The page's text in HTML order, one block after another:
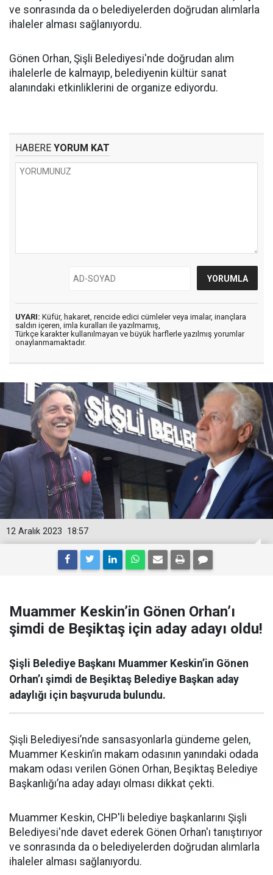
ve sonrasında da o belediyelerden doğrudan alımlarla
ihaleler alması sağlanıyordu.
Gönen Orhan, Şişli Belediyesi'nde doğrudan alım
ihalelerle de kalmayıp, belediyenin kültür sanat
alanındaki etkinliklerini de organize ediyordu.
HABERE YORUM KAT
UYARI: Küfür, hakaret, rencide edici cümleler veya imalar, inançlara
saldırı içeren, imla kuralları ile yazılmamış,
Türkçe karakter kullanılmayan ve büyük harflerle yazılmış yorumlar
onaylanmamaktadır.
18:57
12 Aralık 2023
Muammer Keskin’in Gönen Orhan’ı
şimdi de Beşiktaş için aday adayı oldu!
Şişli Belediye Başkanı Muammer Keskin’in Gönen
Orhan’ı şimdi de Beşiktaş Belediye Başkan aday
adaylığı için başvuruda bulundu.
Şişli Belediyesi’nde sansasyonlarla gündeme gelen,
Muammer Keskin’in makam odasının yanındaki odada
makam odası verilen Gönen Orhan, Beşiktaş Belediye
Başkanlığı’na aday adayı olması dikkat çekti.
Muammer Keskin, CHP'li belediye başkanlarını Şişli
Belediyesi'nde davet ederek Gönen Orhan'ı tanıştırıyor
ve sonrasında da o belediyelerden doğrudan alımlarla
ihaleler alması sağlanıyordu.